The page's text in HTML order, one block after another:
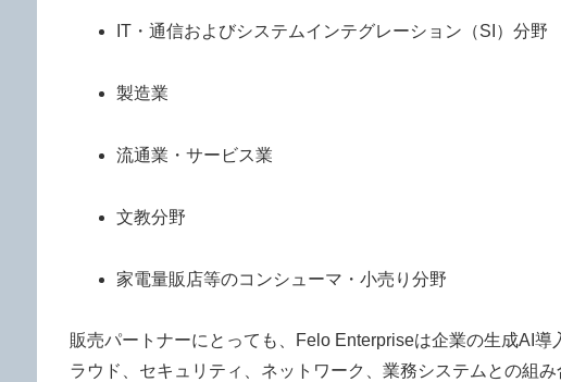
IT・通信およびシステムインテグレーション（SI）分野
製造業
流通業・サービス業
文教分野
家電量販店等のコンシューマ・小売り分野
販売パートナーにとっても、Felo Enterpriseは企業の生成AI
ラウド、セキュリティ、ネットワーク、業務システムとの組